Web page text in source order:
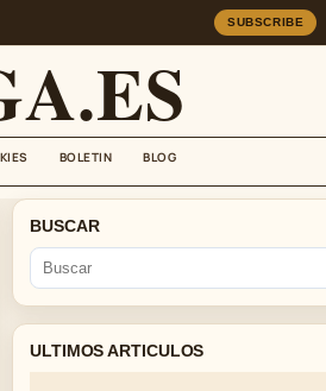
SUBSCRIBE
BOLETIN BLOG
BUSCAR
ULTIMOS ARTICULOS